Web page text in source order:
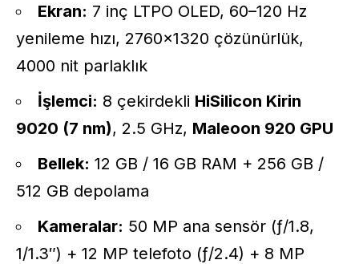
Ekran: 7 inç LTPO OLED, 60–120 Hz
yenileme hızı, 2760×1320 çözünürlük,
4000 nit parlaklık
İşlemci: 8 çekirdekli HiSilicon Kirin
9020 (7 nm), 2.5 GHz, Maleoon 920 GPU
Bellek: 12 GB / 16 GB RAM + 256 GB /
512 GB depolama
Kameralar: 50 MP ana sensör (ƒ/1.8,
1/1.3″) + 12 MP telefoto (ƒ/2.4) + 8 MP